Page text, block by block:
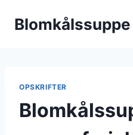
Blomkålssuppe
OPSKRIFTER